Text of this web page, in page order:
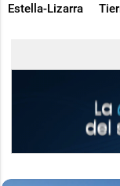
Estella-Lizarra